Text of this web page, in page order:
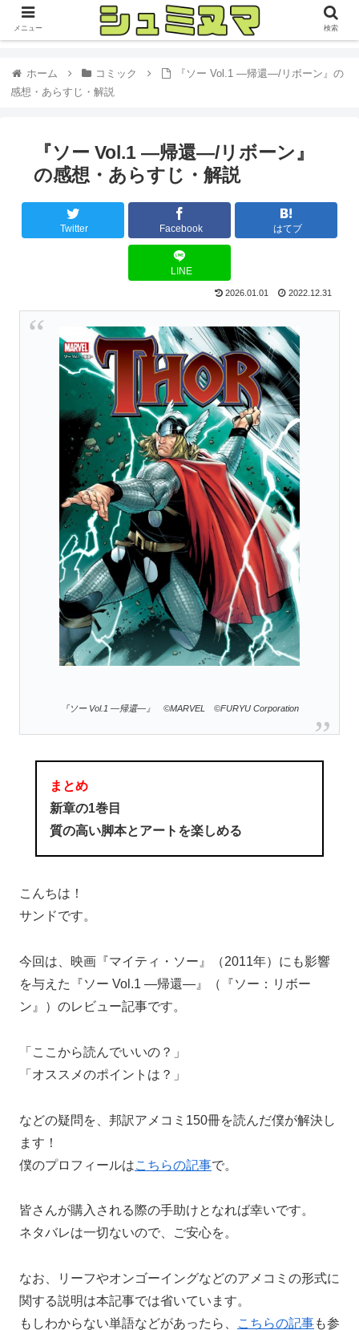
ホーム コミック
『ソー Vol.1 ―帰還―/リボーン』の
感想・あらすじ・解説
『ソー Vol.1 ―帰還―/リボーン』
の感想・あらすじ・解説
Twitter Facebook はてブ
LINE
2026.01.01 2022.12.31
『ソー Vol.1 ―帰還―』 ©MARVEL ©FURYU Corporation
まとめ
新章の1巻目
質の高い脚本とアートを楽しめる
こんちは！
サンドです。
今回は、映画『マイティ・ソー』（2011年）にも影響
を与えた『ソー Vol.1 ―帰還―』（『ソー：リボー
ン』）のレビュー記事です。
「ここから読んでいいの？」
「オススメのポイントは？」
などの疑問を、邦訳アメコミ150冊を読んだ僕が解決し
ます！
僕のプロフィールはこちらの記事で。
皆さんが購入される際の手助けとなれば幸いです。
ネタバレは一切ないので、ご安心を。
なお、リーフやオンゴーイングなどのアメコミの形式に
関する説明は本記事では省いています。
もしわからない単語などがあったら、
こちらの記事も参
メニュー 検索